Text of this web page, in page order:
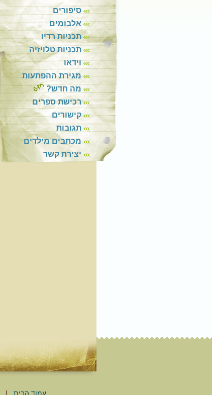
סיפורים
אלבומים
תכניות רדיו
תכניות טלויזיה
וידאו
מגירת ההפתעות
מה חדש?
רכישת ספרים
קישורים
תגובות
מכתבים מילדים
יצירת קשר
עמוד הבית |